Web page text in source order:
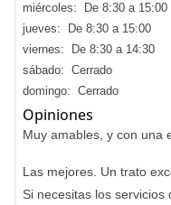
miércoles: De 8:30 a 15:00
jueves: De 8:30 a 15:00
viernes: De 8:30 a 14:30
sábado: Cerrado
domingo: Cerrado
Opiniones
Muy amables, y con una
Las mejores. Un trato
Si necesitas los